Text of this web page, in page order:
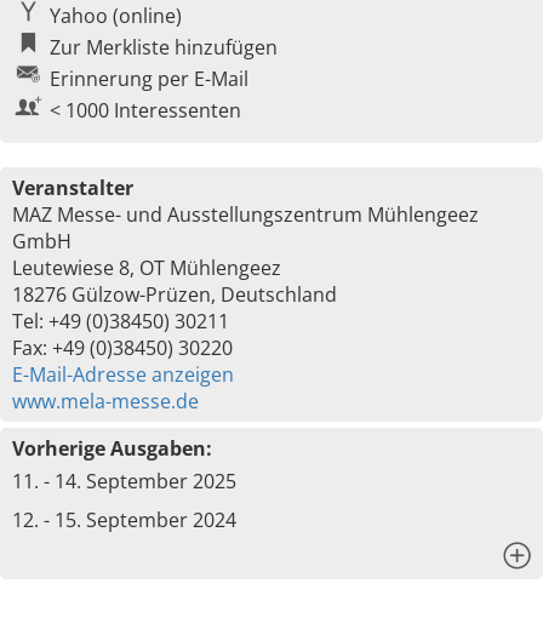
Yahoo (online)
Zur Merkliste hinzufügen
Erinnerung per E-Mail
< 1000 Interessenten
Veranstalter
MAZ Messe- und Ausstellungszentrum Mühlengeez
GmbH
Leutewiese 8, OT Mühlengeez
18276 Gülzow-Prüzen, Deutschland
Tel: +49 (0)38450) 30211
Fax: +49 (0)38450) 30220
E-Mail-Adresse anzeigen
www.mela-messe.de
Vorherige Ausgaben:
11. - 14. September 2025
12. - 15. September 2024